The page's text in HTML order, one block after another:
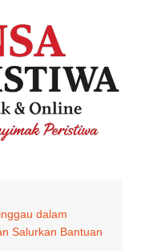
dalam
Salurkan Bantuan